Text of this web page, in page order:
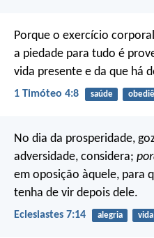
Porque o exercício
a piedade para tudo é
vida presente e da que há
1 Timóteo 4:8 saúde
No dia da prosperidade,
adversidade, considera;
em oposição àquele, para
tenha de vir depois dele.
Eclesiastes 7:14 alegria vida